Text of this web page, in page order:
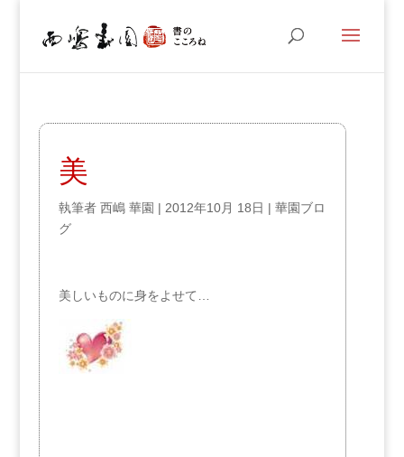
美
執筆者 西嶋 華園 | 2012年10月 18日 | 華園ブロ
グ
美しいものに身をよせて…